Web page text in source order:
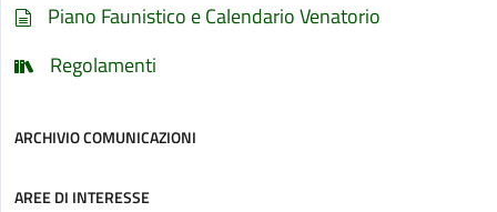
Piano Faunistico e Calendario Venatorio
Regolamenti
ARCHIVIO COMUNICAZIONI
AREE DI INTERESSE